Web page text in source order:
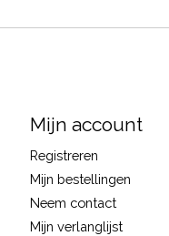
Mijn account
Registreren
Mijn bestellingen
Neem contact
Mijn verlanglijst